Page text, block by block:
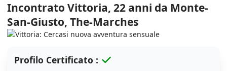
Incontrato Vittoria, 22 anni da Monte-
San-Giusto, The-Marches
Profilo Certificato :